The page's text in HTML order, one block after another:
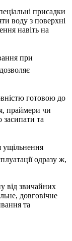
присадки
воду з поверхні
навіть на
при
готовою до
праймери чи
та
ущільнення
одразу ж,
від звичайних
довговічне
та